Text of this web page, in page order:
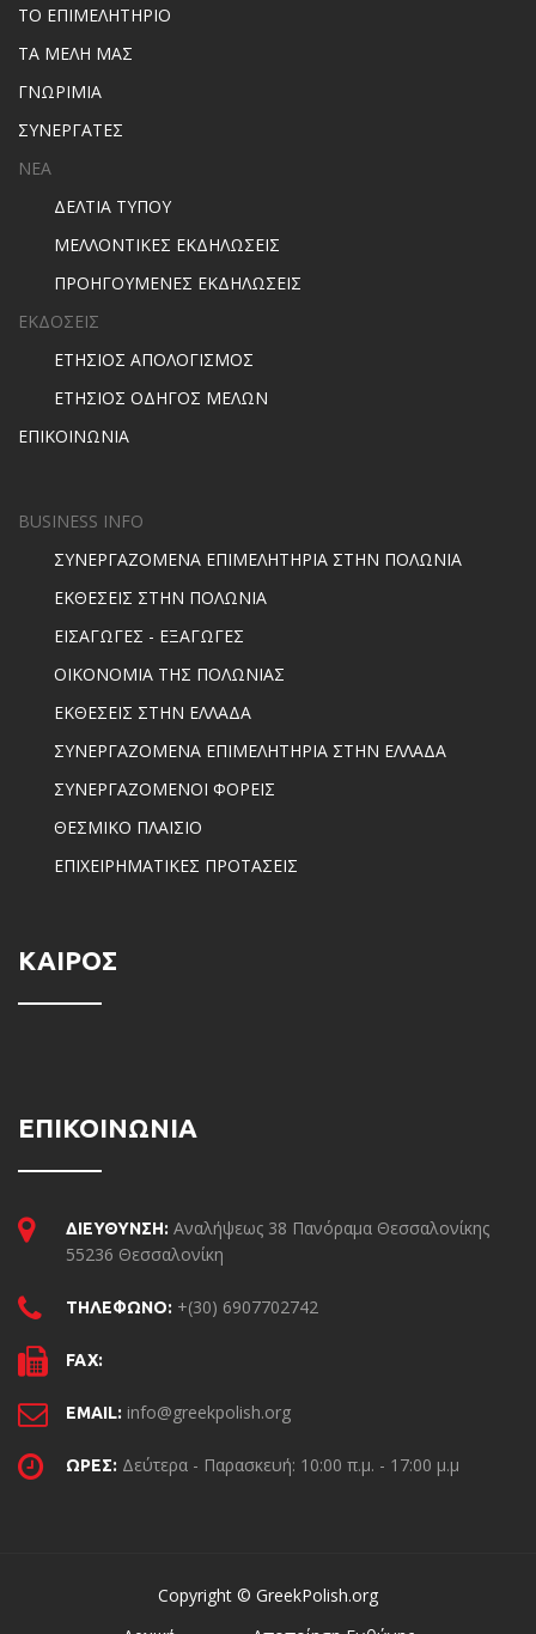
ΤΟ ΕΠΙΜΕΛΗΤΗΡΙΟ
ΤΑ ΜΕΛΗ ΜΑΣ
ΓΝΩΡΙΜΙΑ
ΣΥΝΕΡΓΑΤΕΣ
ΝΕΑ
ΔΕΛΤΙΑ ΤΥΠΟΥ
ΜΕΛΛΟΝΤΙΚΕΣ ΕΚΔΗΛΩΣΕΙΣ
ΠΡΟΗΓΟΥΜΕΝΕΣ ΕΚΔΗΛΩΣΕΙΣ
ΕΚΔΟΣΕΙΣ
ΕΤΗΣΙΟΣ ΑΠΟΛΟΓΙΣΜΟΣ
ΕΤΗΣΙΟΣ ΟΔΗΓΟΣ ΜΕΛΩΝ
ΕΠΙΚΟΙΝΩΝΙΑ
BUSINESS INFO
ΣΥΝΕΡΓΑΖΟΜΕΝΑ ΕΠΙΜΕΛΗΤΗΡΙΑ ΣΤΗΝ ΠΟΛΩΝΙΑ
ΕΚΘΕΣΕΙΣ ΣΤΗΝ ΠΟΛΩΝΙΑ
ΕΙΣΑΓΩΓΕΣ - ΕΞΑΓΩΓΕΣ
ΟΙΚΟΝΟΜΙΑ ΤΗΣ ΠΟΛΩΝΙΑΣ
ΕΚΘΕΣΕΙΣ ΣΤΗΝ ΕΛΛΑΔΑ
ΣΥΝΕΡΓΑΖΟΜΕΝΑ ΕΠΙΜΕΛΗΤΗΡΙΑ ΣΤΗΝ ΕΛΛΑΔΑ
ΣΥΝΕΡΓΑΖΟΜΕΝΟΙ ΦΟΡΕΙΣ
ΘΕΣΜΙΚΟ ΠΛΑΙΣΙΟ
ΕΠΙΧΕΙΡΗΜΑΤΙΚΕΣ ΠΡΟΤΑΣΕΙΣ
ΚΑΙΡΟΣ
ΕΠΙΚΟΙΝΩΝΙΑ
ΔΙΕΥΘΥΝΣΗ: Αναλήψεως 38 Πανόραμα Θεσσαλονίκης
55236 Θεσσαλονίκη
ΤΗΛΕΦΩΝΟ: +(30) 6907702742
FAX:
EMAIL: info@greekpolish.org
ΩΡΕΣ: Δεύτερα - Παρασκευή: 10:00 π.μ. - 17:00 μ.μ
Copyright © GreekPolish.org